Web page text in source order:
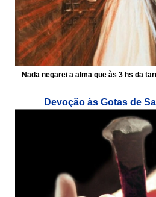
Nada negarei a alma que às 3 hs da
Devoção às Gotas de